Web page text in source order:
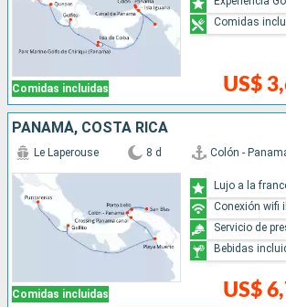
Comidas incluidas US$
Comidas
PANAMÁ, COSTA RICA
Comidas incluidas
Le Laperouse 8 d Colón -
US$
Lujo a la
Conexión wifi
Servicio de
Bebidas